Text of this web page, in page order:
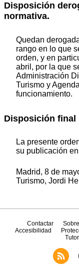
Disposición
normativa.
Quedan
rango en lo que
orden, y en
abril, por la que
Administración
Turismo y
funcionamiento.
Disposición
La presente
su publicación
Madrid, 8 de
Turismo, Jordi
Contactar
Accesibilidad